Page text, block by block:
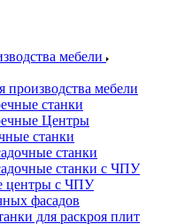
мебели
производства мебели
станки
Центры
станки
станки
станки с ЧПУ
центры с ЧПУ
фасадов
для раскроя плит